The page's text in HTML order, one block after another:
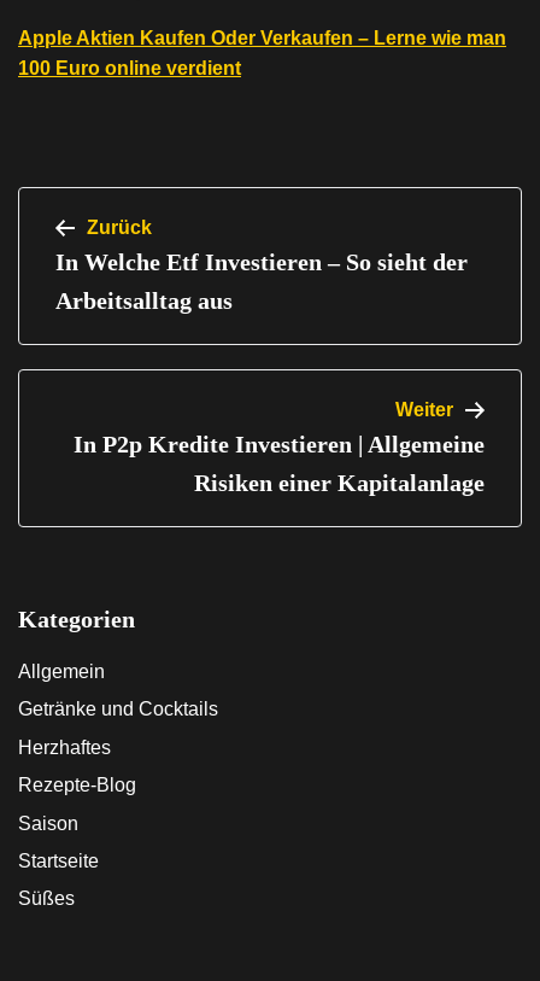
Apple Aktien Kaufen Oder Verkaufen – Lerne wie man
100 Euro online verdient
Beitragsnavigation
Zurück
In Welche Etf Investieren – So sieht der
Arbeitsalltag aus
Weiter
In P2p Kredite Investieren | Allgemeine
Risiken einer Kapitalanlage
Kategorien
Allgemein
Getränke und Cocktails
Herzhaftes
Rezepte-Blog
Saison
Startseite
Süßes